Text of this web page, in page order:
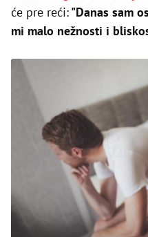
će pre reći:"Danas sam
mi malo nežnosti i